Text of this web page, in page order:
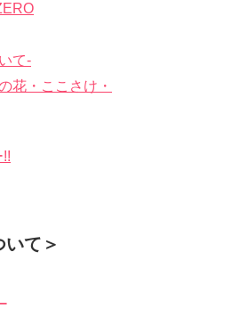
て-
花・ここさけ・
て＞